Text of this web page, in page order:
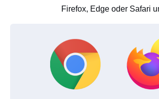
Firefox, Edge oder Safari